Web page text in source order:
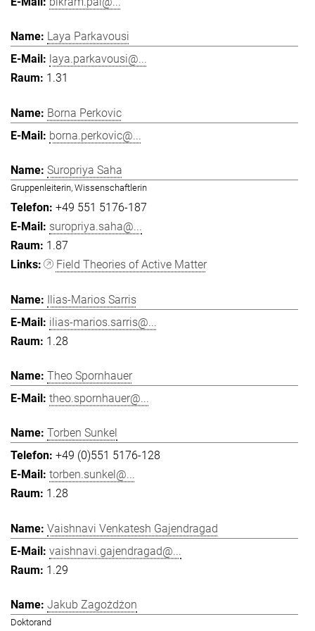
Laya Parkavousi
laya.parkavousi@...
1.31
Borna Perkovic
borna.perkovic@...
Suropriya Saha
Gruppenleiterin, Wissenschaftlerin
+49 551 5176-187
suropriya.saha@...
1.87
Field Theories of Active Matter
Ilias-Marios Sarris
ilias-marios.sarris@...
1.28
Theo Spornhauer
theo.spornhauer@...
Torben Sunkel
+49 (0)551 5176-128
torben.sunkel@...
1.28
Vaishnavi Venkatesh Gajendragad
vaishnavi.gajendragad@...
1.29
Jakub Zagożdżon
Doktorand